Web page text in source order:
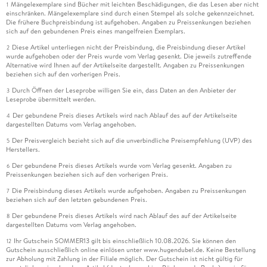
1 Mängelexemplare sind Bücher mit leichten Beschädigungen, die das Lesen aber nicht
einschränken. Mängelexemplare sind durch einen Stempel als solche gekennzeichnet.
Die frühere Buchpreisbindung ist aufgehoben. Angaben zu Preissenkungen beziehen
sich auf den gebundenen Preis eines mangelfreien Exemplars.
2 Diese Artikel unterliegen nicht der Preisbindung, die Preisbindung dieser Artikel
wurde aufgehoben oder der Preis wurde vom Verlag gesenkt. Die jeweils zutreffende
Alternative wird Ihnen auf der Artikelseite dargestellt. Angaben zu Preissenkungen
beziehen sich auf den vorherigen Preis.
3 Durch Öffnen der Leseprobe willigen Sie ein, dass Daten an den Anbieter der
Leseprobe übermittelt werden.
4 Der gebundene Preis dieses Artikels wird nach Ablauf des auf der Artikelseite
dargestellten Datums vom Verlag angehoben.
5 Der Preisvergleich bezieht sich auf die unverbindliche Preisempfehlung (UVP) des
Herstellers.
6 Der gebundene Preis dieses Artikels wurde vom Verlag gesenkt. Angaben zu
Preissenkungen beziehen sich auf den vorherigen Preis.
7 Die Preisbindung dieses Artikels wurde aufgehoben. Angaben zu Preissenkungen
beziehen sich auf den letzten gebundenen Preis.
8 Der gebundene Preis dieses Artikels wird nach Ablauf des auf der Artikelseite
dargestellten Datums vom Verlag angehoben.
12 Ihr Gutschein SOMMER13 gilt bis einschließlich 10.08.2026. Sie können den
Gutschein ausschließlich online einlösen unter www.hugendubel.de. Keine Bestellung
zur Abholung mit Zahlung in der Filiale möglich. Der Gutschein ist nicht gültig für